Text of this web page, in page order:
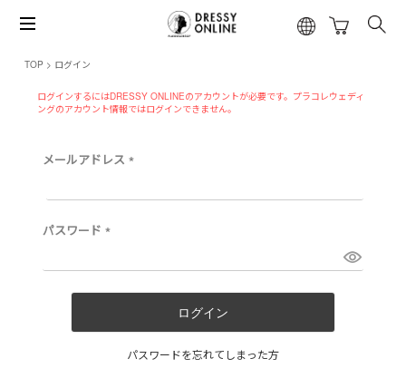
TOP ログイン
ログインするにはDRESSY ONLINEのアカウントが必要です。プラコレウェディ
ングのアカウント情報ではログインできません。
メールアドレス
必
パスワード
必
ログイン
パスワードを忘れてしまった方